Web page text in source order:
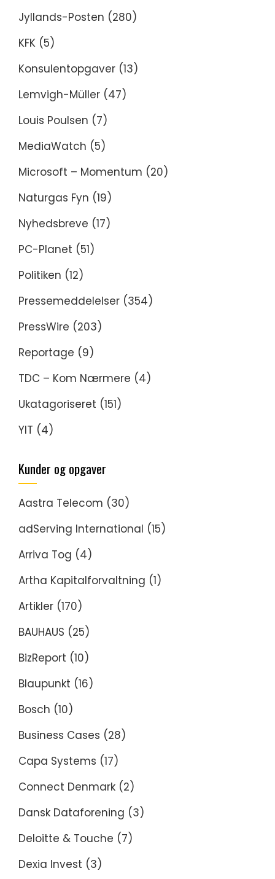
Jyllands-Posten (280)
KFK (5)
Konsulentopgaver (13)
Lemvigh-Müller (47)
Louis Poulsen (7)
MediaWatch (5)
Microsoft – Momentum (20)
Naturgas Fyn (19)
Nyhedsbreve (17)
PC-Planet (51)
Politiken (12)
Pressemeddelelser (354)
PressWire (203)
Reportage (9)
TDC – Kom Nærmere (4)
Ukatagoriseret (151)
YIT (4)
Kunder og opgaver
Aastra Telecom (30)
adServing International (15)
Arriva Tog (4)
Artha Kapitalforvaltning (1)
Artikler (170)
BAUHAUS (25)
BizReport (10)
Blaupunkt (16)
Bosch (10)
Business Cases (28)
Capa Systems (17)
Connect Denmark (2)
Dansk Dataforening (3)
Deloitte & Touche (7)
Dexia Invest (3)